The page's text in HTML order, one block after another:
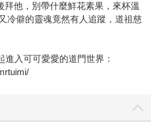
他，別帶什麼鮮花素果，來杯溫
冷僻的靈魂竟然有人追蹤，道祖慈
入可可愛愛的道門世界：